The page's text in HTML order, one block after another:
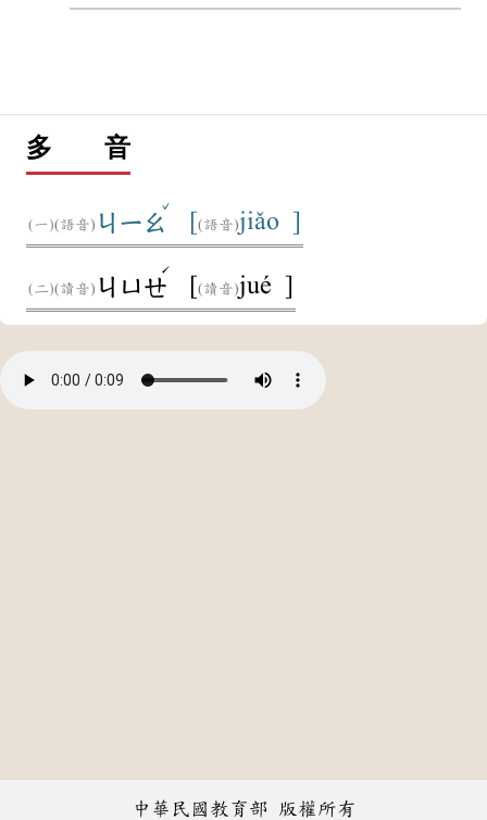
多 音
(語音) ㄐㄧㄠ
ˇ
[(語音)jiǎo ]
(讀音) ㄐㄩㄝ
ˊ
(讀音)jué ]
中華民國教育部 版權所有